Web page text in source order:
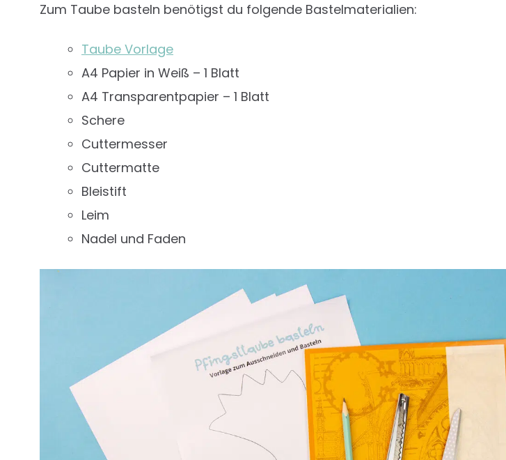
Zum Taube basteln benötigst du folgende Bastelmaterialien:
Taube Vorlage
A4 Papier in Weiß – 1 Blatt
A4 Transparentpapier – 1 Blatt
Schere
Cuttermesser
Cuttermatte
Bleistift
Leim
Nadel und Faden